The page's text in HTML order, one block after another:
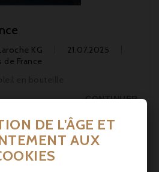
KG
21.07.2025
de France
CONTINUER
DE L'ÂGE ET
AUX